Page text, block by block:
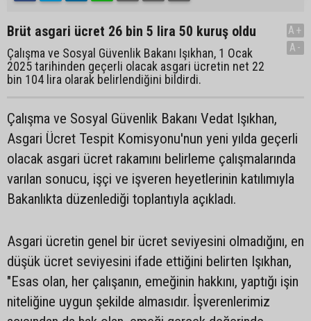
Brüt asgari ücret 26 bin 5 lira 50 kuruş oldu
Çalışma ve Sosyal Güvenlik Bakanı Işıkhan, 1 Ocak
2025 tarihinden geçerli olacak asgari ücretin net 22
bin 104 lira olarak belirlendiğini bildirdi.
A+
A-
Çalışma ve Sosyal Güvenlik Bakanı Vedat Işıkhan,
Asgari Ücret Tespit Komisyonu'nun yeni yılda geçerli
olacak asgari ücret rakamını belirleme çalışmalarında
varılan sonucu, işçi ve işveren heyetlerinin katılımıyla
Bakanlıkta düzenlediği toplantıyla açıkladı.
Asgari ücretin genel bir ücret seviyesini olmadığını, en
düşük ücret seviyesini ifade ettiğini belirten Işıkhan,
"Esas olan, her çalışanın, emeğinin hakkını, yaptığı işin
niteliğine uygun şekilde almasıdır. İşverenlerimiz